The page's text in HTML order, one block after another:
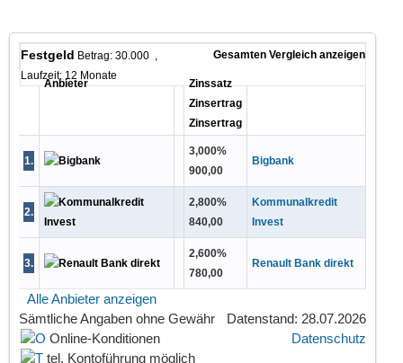
Gesamten Vergleich anzeigen
Festgeld Betrag: 30.000 ,
Laufzeit: 12 Monate
Anbieter
Zinssatz
Zinsertrag
Zinsertrag
1.
3,000%
900,00
Bigbank
2.
2,800%
840,00
Kommunalkredit
Invest
3.
2,600%
780,00
Renault Bank direkt
Alle Anbieter anzeigen
Datenstand: 28.07.2026
Sämtliche Angaben ohne Gewähr
Datenschutz
Online-Konditionen
tel. Kontoführung möglich